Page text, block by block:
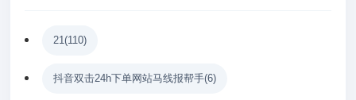
21(110)
抖音双击24h下单网站马线报帮手(6)